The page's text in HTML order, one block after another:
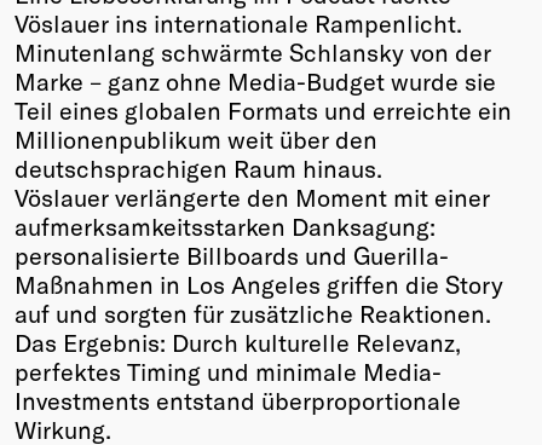
Vöslauer ins internationale Rampenlicht.
Minutenlang schwärmte Schlansky von der
Marke – ganz ohne Media-Budget wurde sie
Teil eines globalen Formats und erreichte ein
Millionenpublikum weit über den
deutschsprachigen Raum hinaus.
Vöslauer verlängerte den Moment mit einer
aufmerksamkeitsstarken Danksagung:
personalisierte Billboards und Guerilla-
Maßnahmen in Los Angeles griffen die Story
auf und sorgten für zusätzliche Reaktionen.
Das Ergebnis: Durch kulturelle Relevanz,
perfektes Timing und minimale Media-
Investments entstand überproportionale
Wirkung.